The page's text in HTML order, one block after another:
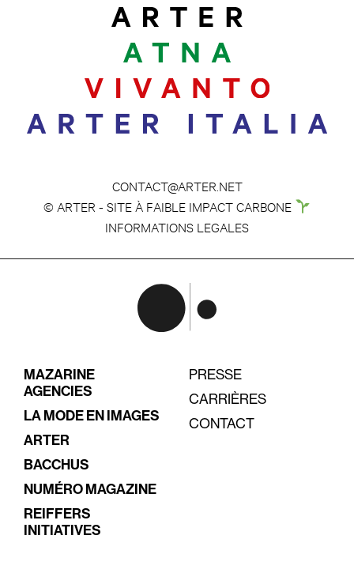
CONTACT@ARTER.NET
© ARTER - SITE À FAIBLE IMPACT CARBONE
INFORMATIONS LEGALES
MAZARINE
AGENCIES
LA MODE EN IMAGES
ARTER
BACCHUS
NUMÉRO MAGAZINE
REIFFERS
INITIATIVES
PRESSE
CARRIÈRES
CONTACT